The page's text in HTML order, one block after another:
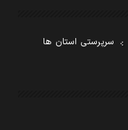
سرپرستی استان ها